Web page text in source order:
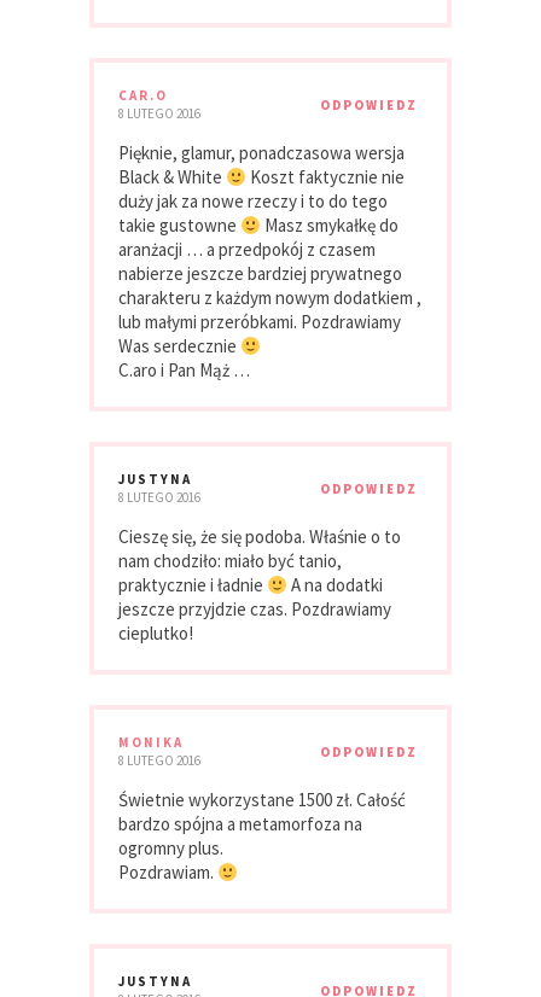
CAR.O
8 LUTEGO 2016
ODPOWIEDZ
Pięknie, glamur, ponadczasowa wersja
Black & White
Koszt faktycznie nie
duży jak za nowe rzeczy i to do tego
takie gustowne
Masz smykałkę do
aranżacji … a przedpokój z czasem
nabierze jeszcze bardziej prywatnego
charakteru z każdym nowym dodatkiem ,
lub małymi przeróbkami. Pozdrawiamy
Was serdecznie
C.aro i Pan Mąż …
JUSTYNA
8 LUTEGO 2016
ODPOWIEDZ
Cieszę się, że się podoba. Właśnie o to
nam chodziło: miało być tanio,
praktycznie i ładnie
A na dodatki
jeszcze przyjdzie czas. Pozdrawiamy
cieplutko!
MONIKA
8 LUTEGO 2016
ODPOWIEDZ
Świetnie wykorzystane 1500 zł. Całość
bardzo spójna a metamorfoza na
ogromny plus.
Pozdrawiam.
JUSTYNA
ODPOWIEDZ